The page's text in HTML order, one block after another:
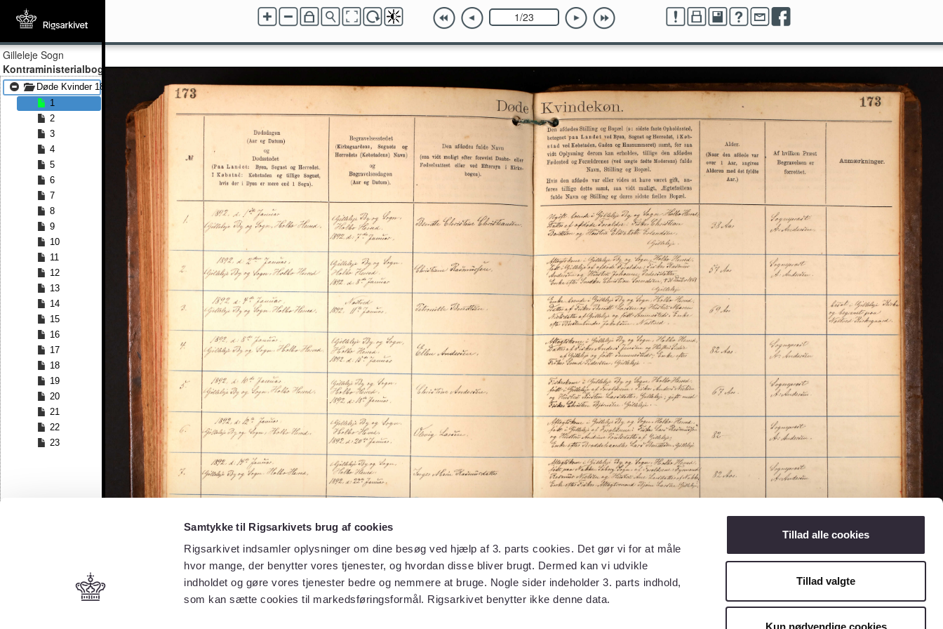
Samtykke til Rigsarkivets brug af cookies
Rigsarkivet indsamler oplysninger om dine besøg ved hjælp af 3. parts cookies. Det gør vi for at måle
hvor mange, der benytter vores tjenester, og hvordan disse bliver brugt. Dermed kan vi udvikle
indholdet og gøre vores tjenester bedre og nemmere at bruge. Nogle sider indeholder 3. parts indhold,
som kan sætte cookies til markedsføringsformål. Rigsarkivet benytter ikke denne data.
Tillad alle cookies
Tillad valgte
Kun nødvendige cookies
Gilleleje Sogn
Kontraministerialbog
Døde Kvinder 1892 - Døde Kvinder 1907
1
2
3
4
5
6
7
8
9
10
11
12
13
14
15
16
17
18
19
20
21
22
23